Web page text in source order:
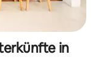
in